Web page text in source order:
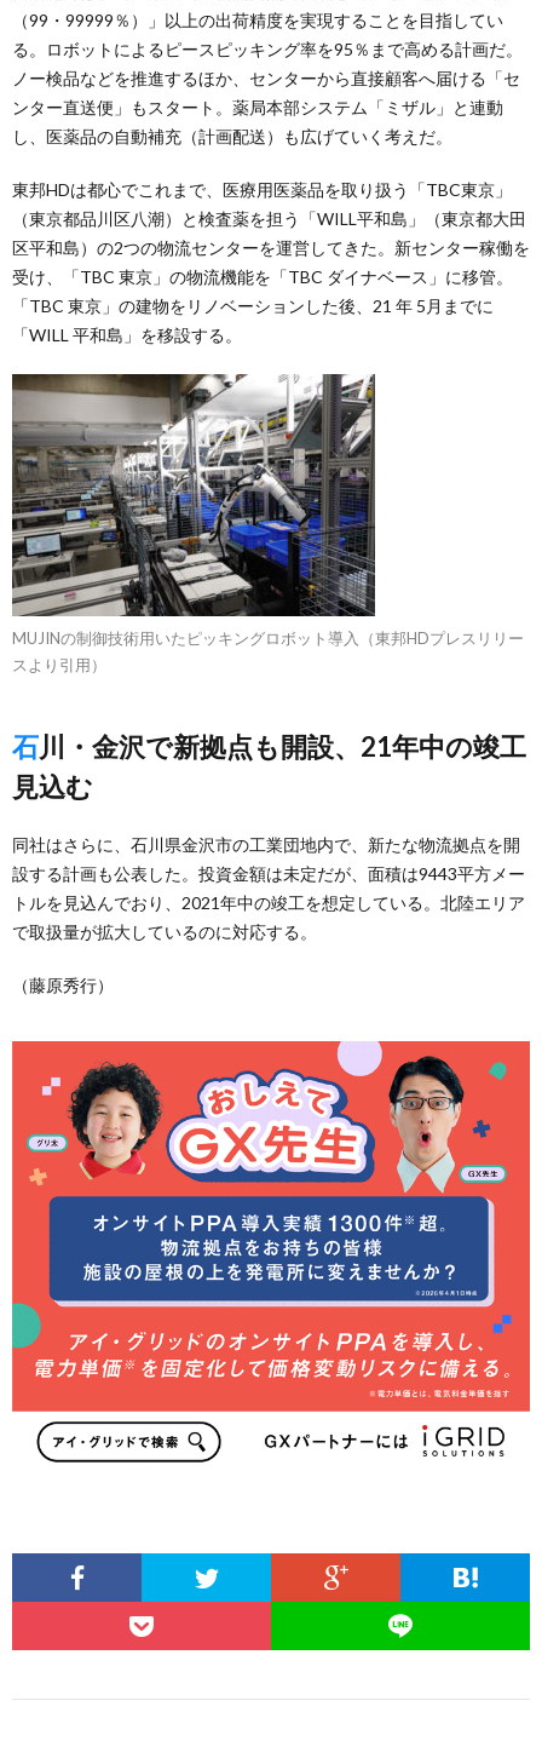
（99・99999％）」以上の出荷精度を実現することを目指してい
る。ロボットによるピースピッキング率を95％まで高める計画だ。
ノー検品などを推進するほか、センターから直接顧客へ届ける「セ
ンター直送便」もスタート。薬局本部システム「ミザル」と連動
し、医薬品の自動補充（計画配送）も広げていく考えだ。
東邦HDは都心でこれまで、医療用医薬品を取り扱う「TBC東京」
（東京都品川区八潮）と検査薬を担う「WILL平和島」（東京都大田
区平和島）の2つの物流センターを運営してきた。新センター稼働を
受け、「TBC 東京」の物流機能を「TBC ダイナベース」に移管。
「TBC 東京」の建物をリノベーションした後、21 年 5月までに
「WILL 平和島」を移設する。
MUJINの制御技術用いたピッキングロボット導入（東邦HDプレスリリー
スより引用）
石川・金沢で新拠点も開設、21年中の竣工
見込む
同社はさらに、石川県金沢市の工業団地内で、新たな物流拠点を開
設する計画も公表した。投資金額は未定だが、面積は9443平方メー
トルを見込んでおり、2021年中の竣工を想定している。北陸エリア
で取扱量が拡大しているのに対応する。
（藤原秀行）